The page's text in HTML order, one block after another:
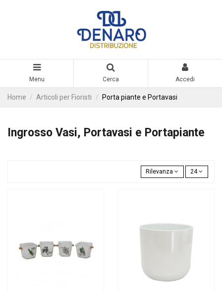
Menu Cerca Accedi
Home Articoli per Fioristi Porta piante e Portavasi
Ingrosso Vasi, Portavasi e Portapiante
Rilevanza 24